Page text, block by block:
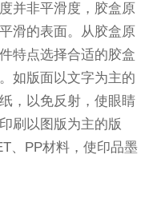
并非平滑度，胶盒原
滑的表面。从胶盒原
特点选择合适的胶盒
如版面以文字为主的
，以免反射，使眼睛
刷以图版为主的版
、PP材料，使印品墨